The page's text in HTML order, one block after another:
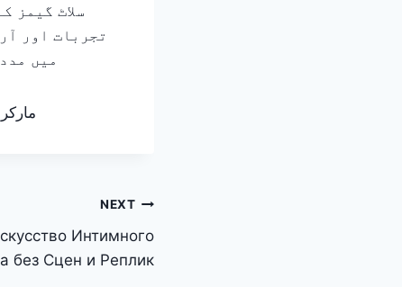
سلاٹ گیمز
تجربات اور
میں
NEXT
Интимного
без Сцен и Реплик